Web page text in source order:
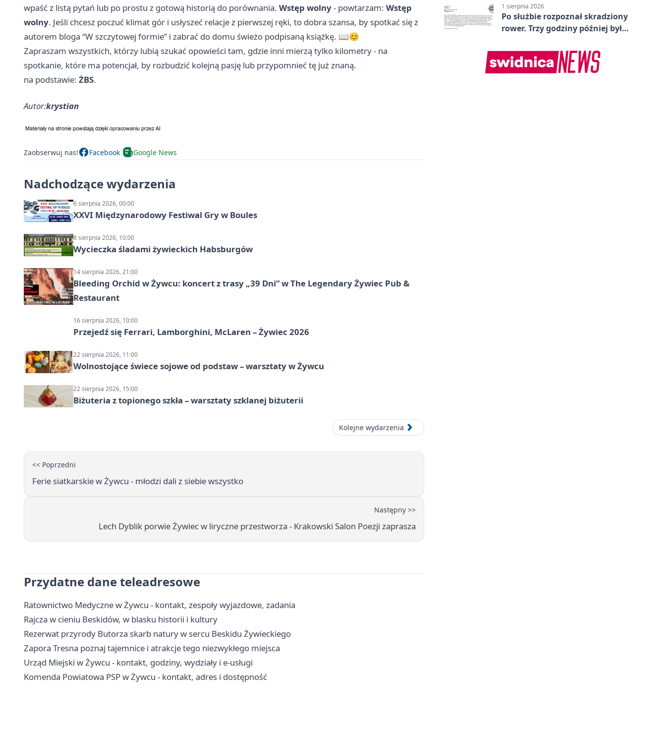
wpaść z listą pytań lub po prostu z gotową historią do porównania. Wstęp wolny- powtarzam: Wstęp
wolny. Jeśli chcesz poczuć klimat gór i usłyszeć relacje z pierwszej ręki, to dobra szansa, by spotkać się z
autorem bloga “W szczytowej formie” i zabrać do domu świeżo podpisaną książkę. 📖😊
Zapraszam wszystkich, którzy lubią szukać opowieści tam, gdzie inni mierzą tylko kilometry - na
spotkanie, które ma potencjał, by rozbudzić kolejną pasję lub przypomnieć tę już znaną.
na podstawie: ŻBS.
Autor:krystian
Zaobserwuj nas! Facebook Google News
Nadchodzące wydarzenia
6 sierpnia 2026, 00:00
XXVI Międzynarodowy Festiwal Gry w Boules
8 sierpnia 2026, 10:00
Wycieczka śladami żywieckich Habsburgów
14 sierpnia 2026, 21:00
Bleeding Orchid w Żywcu: koncert z trasy „39 Dni” w The Legendary Żywiec Pub &
Restaurant
16 sierpnia 2026, 10:00
Przejedź się Ferrari, Lamborghini, McLaren – Żywiec 2026
22 sierpnia 2026, 11:00
Wolnostojące świece sojowe od podstaw – warsztaty w Żywcu
22 sierpnia 2026, 15:00
Biżuteria z topionego szkła – warsztaty szklanej biżuterii
Kolejne wydarzenia
<< Poprzedni
Ferie siatkarskie w Żywcu - młodzi dali z siebie wszystko
Następny >>
Lech Dyblik porwie Żywiec w liryczne przestworza - Krakowski Salon Poezji zaprasza
Przydatne dane teleadresowe
Ratownictwo Medyczne w Żywcu - kontakt, zespoły wyjazdowe, zadania
Rajcza w cieniu Beskidów, w blasku historii i kultury
Rezerwat przyrody Butorza skarb natury w sercu Beskidu Żywieckiego
Zapora Tresna poznaj tajemnice i atrakcje tego niezwykłego miejsca
Urząd Miejski w Żywcu - kontakt, godziny, wydziały i e-usługi
Komenda Powiatowa PSP w Żywcu - kontakt, adres i dostępność
1 sierpnia 2026
Po służbie rozpoznał skradziony
rower. Trzy godziny później był